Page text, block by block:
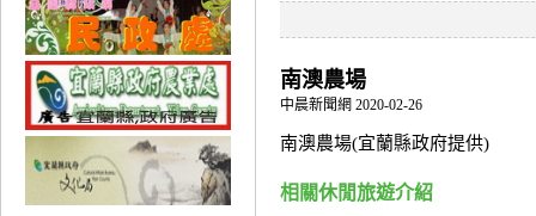
南澳農場
中晨新聞網 2020-02-26
南澳農場(宜蘭縣政府提供)
相關休閒旅遊介紹